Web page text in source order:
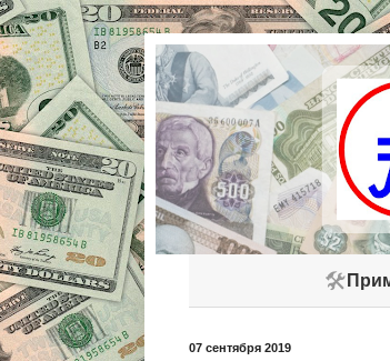
🛠️
07 сентября 2019